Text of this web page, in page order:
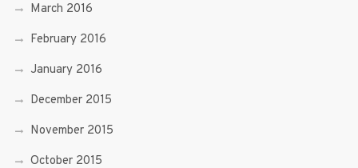
March 2016
February 2016
January 2016
December 2015
November 2015
October 2015